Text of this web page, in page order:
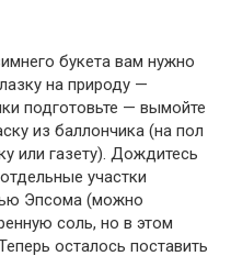
букета вам нужно
на природу —
подготовьте — вымойте
из баллончика (на пол
или газету). Дождитесь
участки
Эпсома (можно
соль, но в этом
осталось поставить